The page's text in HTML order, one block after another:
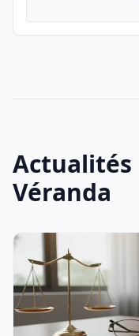
Actualités
Véranda